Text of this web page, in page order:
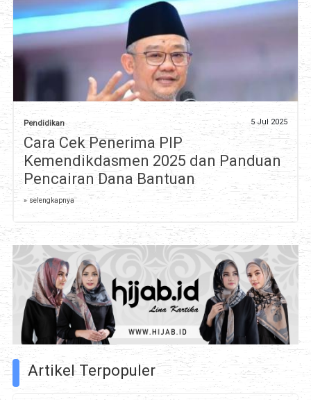
Pendidikan 5 Jul 2025
Cara Cek Penerima PIP
Kemendikdasmen 2025 dan Panduan
Pencairan Dana Bantuan
» selengkapnya
Artikel Terpopuler